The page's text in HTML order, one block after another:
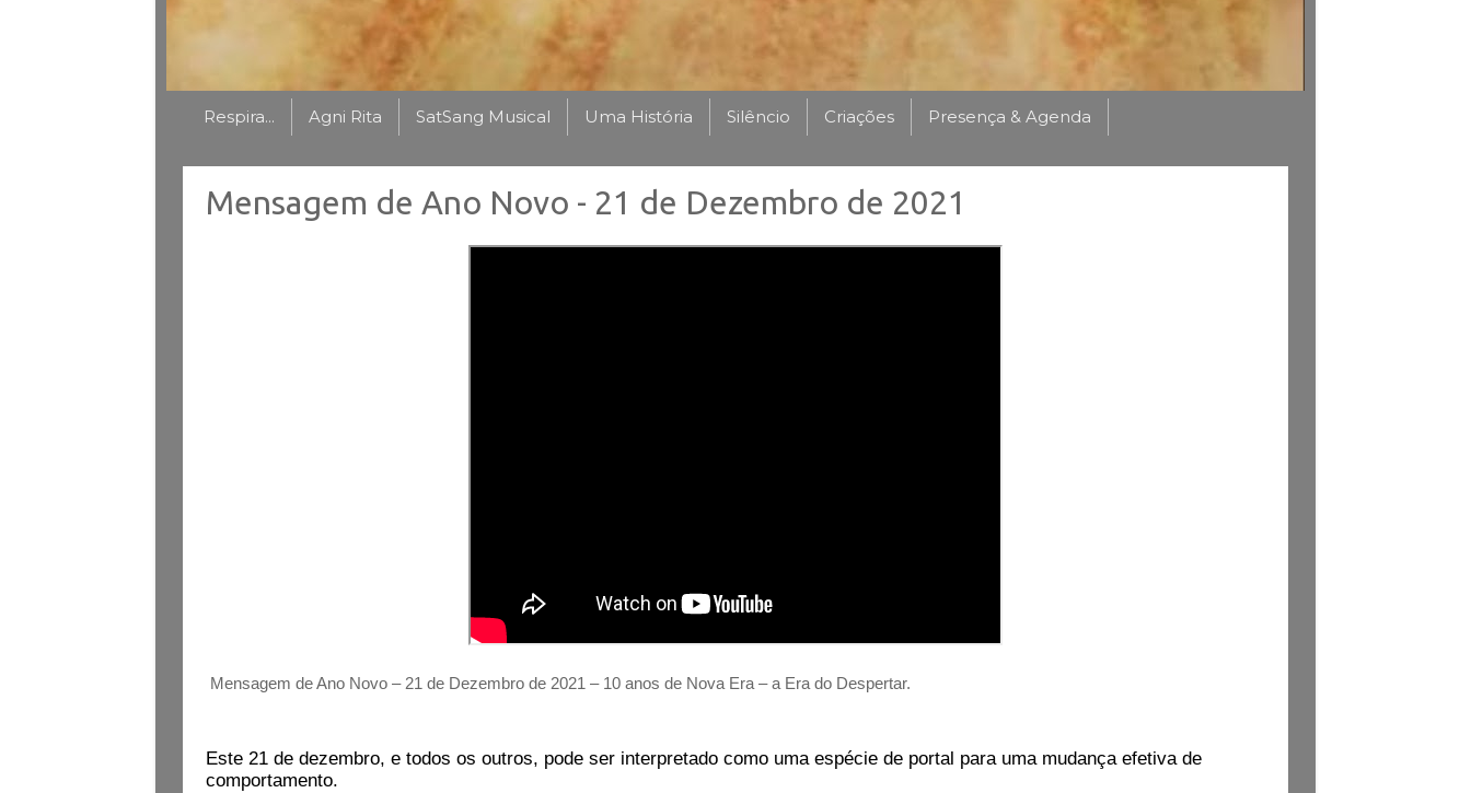
Respira... Agni Rita SatSang Musical Uma História Silêncio Criações Presença & Agenda
Mensagem de Ano Novo - 21 de Dezembro de 2021
Mensagem de Ano Novo – 21 de Dezembro de 2021 – 10 anos de Nova Era – a Era do Despertar.
Este 21 de dezembro, e todos os outros, pode ser interpretado como uma espécie de portal para uma mudança efetiva de
comportamento.